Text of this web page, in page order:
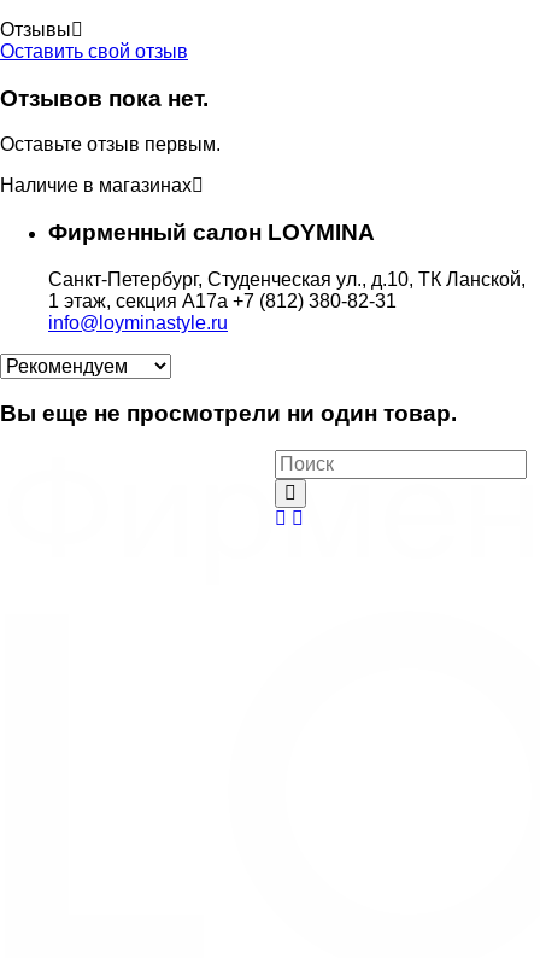
Отзывы
Оставить свой отзыв
Отзывов пока нет.
Оставьте отзыв первым.
Наличие в магазинах
Фирменный салон LOYMINA
Санкт-Петербург, Студенческая ул., д.10, ТК Ланской,
1 этаж, секция А17а +7 (812) 380-82-31
info@loyminastyle.ru
Вы еще не просмотрели ни один товар.